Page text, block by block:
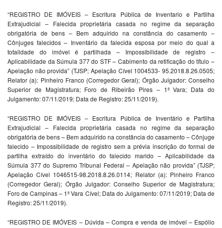
“REGISTRO DE IMÓVEIS – Escritura Pública de Inventario e Partilha
Extrajudicial – Falecida proprietária casada no regime da separação
obrigatória de bens – Bem adquirido na constância do casamento –
Cônjuges falecidos – Inventário da falecida esposa por meio do qual a
totalidade do imóvel é partilhada – Impossibilidade de registro –
Aplicabilidade da Súmula 377 do STF – Cabimento da retificação do título –
Apelação não provida” (TJSP; Apelação Cível 1004533- 95.2018.8.26.0505;
Relator (a): Pinheiro Franco (Corregedor Geral); Órgão Julgador: Conselho
Superior de Magistratura; Foro de Ribeirão Pires – 1ª Vara; Data do
Julgamento: 07/11/2019; Data de Registro: 25/11/2019).
“REGISTRO DE IMÓVEIS – Escritura Pública de Inventário e Partilha
Extrajudicial – Falecida proprietária casada no regime da separação
obrigatória de bens – Bem adquirido na constância do casamento – Cônjuge
falecido – Impossibilidade de registro sem a prévia inscrição do formal de
partilha extraído do inventário do falecido marido – Aplicabilidade da
Súmula 377 do Supremo Tribunal Federal – Apelação não provida” (TJSP;
Apelação Cível 1046515-98.2018.8.26.0114; Relator (a): Pinheiro Franco
(Corregedor Geral); Órgão Julgador: Conselho Superior de Magistratura;
Foro de Campinas – 1ª Vara Cível; Data do Julgamento: 07/11/2019; Data de
Registro: 25/11/2019).
“REGISTRO DE IMÓVEIS – Dúvida – Compra e venda de imóvel – Espólio